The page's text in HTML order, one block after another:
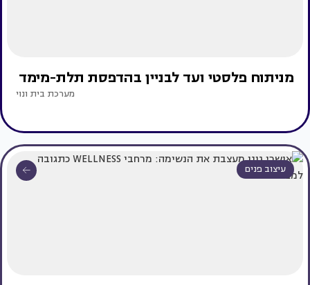
מניתוח פלסטי ועד לבניין בהדפסת תלת-מימד
מערכת בית ונוי
עיצוב פנים